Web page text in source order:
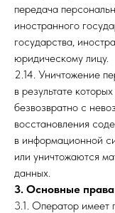
передача
иностранного
государства,
юридическому лицу.
2.14. Уничтожение
в результате
безвозвратно с
восстановления
в информационной
или уничтожаются
данных.
3. Основные
3.1. Оператор имеет